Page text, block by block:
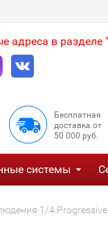
адреса в разделе "
Бесплатная
доставка от
50 000 руб.
системы
1/4 Progressive